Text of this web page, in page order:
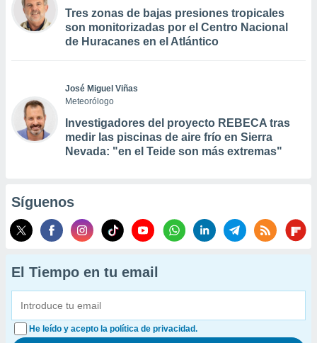
Tres zonas de bajas presiones tropicales
son monitorizadas por el Centro Nacional
de Huracanes en el Atlántico
José Miguel Viñas
Meteorólogo
Investigadores del proyecto REBECA tras
medir las piscinas de aire frío en Sierra
Nevada: "en el Teide son más extremas"
Síguenos
El Tiempo en tu email
He leído y acepto la política de privacidad.